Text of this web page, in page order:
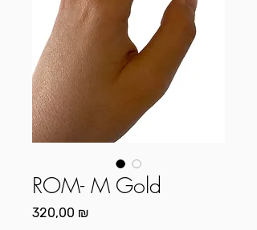
ROM- M Gold
320,00 ₪Prix